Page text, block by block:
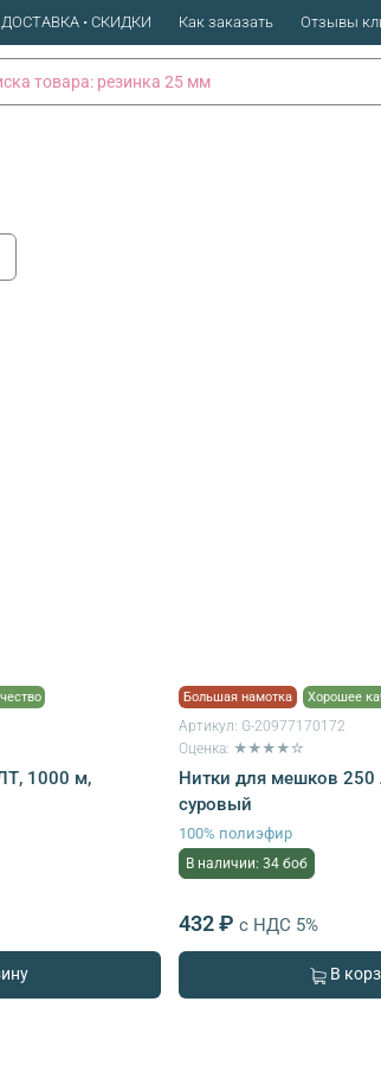
• СКИДКИ Как заказать Отзывы
1000 м,
Большая намотка Хорошее
Артикул: G-20977170172
Оценка: ★★★★☆
Нитки для мешков 250
суровый
100% полиэфир
В наличии: 34 боб
432 ₽ с НДС 5%
В